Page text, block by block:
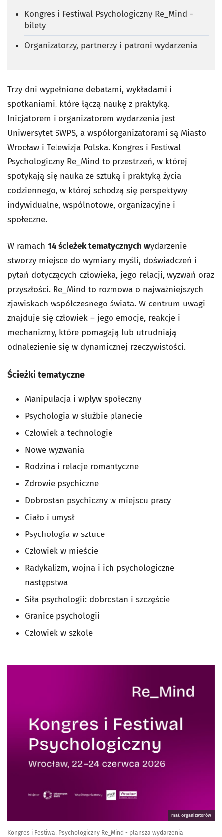
Kongres i Festiwal Psychologiczny Re_Mind -
bilety
Organizatorzy, partnerzy i patroni wydarzenia
Trzy dni wypełnione debatami, wykładami i
spotkaniami, które łączą naukę z praktyką.
Inicjatorem i organizatorem wydarzenia jest
Uniwersytet SWPS, a współorganizatorami są Miasto
Wrocław i Telewizja Polska. Kongres i Festiwal
Psychologiczny Re_Mind to przestrzeń, w której
spotykają się nauka ze sztuką i praktyką życia
codziennego, w której schodzą się perspektywy
indywidualne, wspólnotowe, organizacyjne i
społeczne.
W ramach 14 ścieżek tematycznych wydarzenie
stworzy miejsce do wymiany myśli, doświadczeń i
pytań dotyczących człowieka, jego relacji, wyzwań oraz
przyszłości. Re_Mind to rozmowa o najważniejszych
zjawiskach współczesnego świata. W centrum uwagi
znajduje się człowiek – jego emocje, reakcje i
mechanizmy, które pomagają lub utrudniają
odnalezienie się w dynamicznej rzeczywistości.
Ścieżki tematyczne
Manipulacja i wpływ społeczny
Psychologia w służbie planecie
Człowiek a technologie
Nowe wyzwania
Rodzina i relacje romantyczne
Zdrowie psychiczne
Dobrostan psychiczny w miejscu pracy
Ciało i umysł
Psychologia w sztuce
Człowiek w mieście
Radykalizm, wojna i ich psychologiczne
następstwa
Siła psychologii: dobrostan i szczęście
Granice psychologii
Człowiek w szkole
mat. organizatorów
Kongres i Festiwal Psychologiczny Re_Mind - plansza wydarzenia